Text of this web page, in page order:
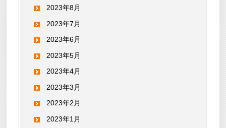
2023年8月
2023年7月
2023年6月
2023年5月
2023年4月
2023年3月
2023年2月
2023年1月